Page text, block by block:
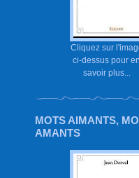
Cliquez sur
ci-dessus pour en
savoir plus...
MOTS AIMANTS,
AMANTS